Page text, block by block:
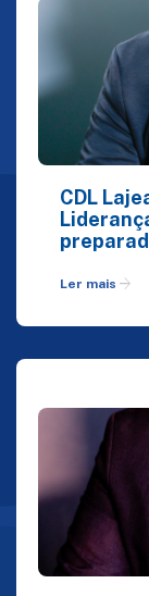
CDL
Ler mais arrow_forward